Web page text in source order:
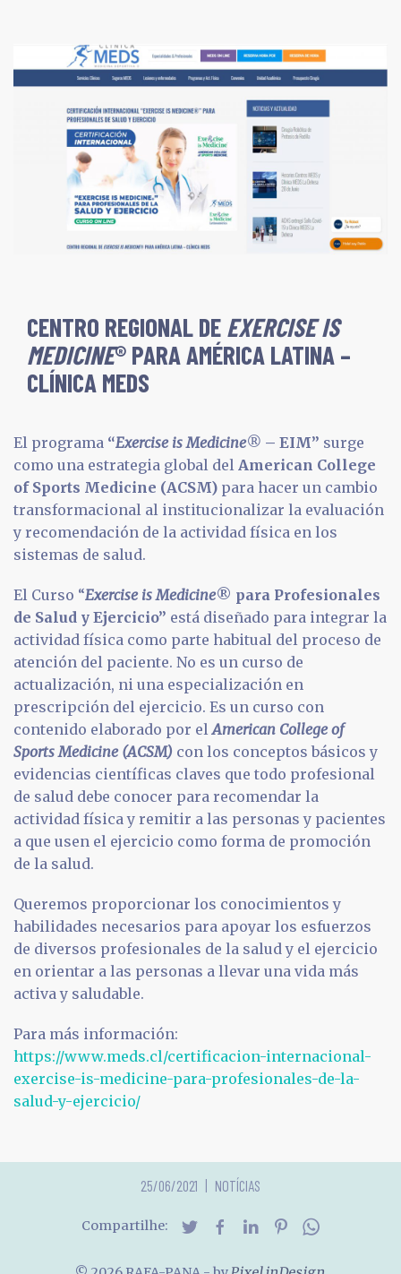
CENTRO REGIONAL DE EXERCISE IS
MEDICINE® PARA AMÉRICA LATINA –
CLÍNICA MEDS
El programa “Exercise is Medicine® – EIM” surge
como una estrategia global del American College
of Sports Medicine (ACSM) para hacer un cambio
transformacional al institucionalizar la evaluación
y recomendación de la actividad física en los
sistemas de salud.
El Curso “Exercise is Medicine® para Profesionales
de Salud y Ejercicio” está diseñado para integrar la
actividad física como parte habitual del proceso de
atención del paciente. No es un curso de
actualización, ni una especialización en
prescripción del ejercicio. Es un curso con
contenido elaborado por elAmerican College of
Sports Medicine (ACSM) con los conceptos básicos y
evidencias científicas claves que todo profesional
de salud debe conocer para recomendar la
actividad física y remitir a las personas y pacientes
a que usen el ejercicio como forma de promoción
de la salud.
Queremos proporcionar los conocimientos y
habilidades necesarios para apoyar los esfuerzos
de diversos profesionales de la salud y el ejercicio
en orientar a las personas a llevar una vida más
activa y saludable.
Para más información:
https://www.meds.cl/certificacion-internacional-
exercise-is-medicine-para-profesionales-de-la-
salud-y-ejercicio/
25/06/2021 NOTÍCIAS
Compartilhe: